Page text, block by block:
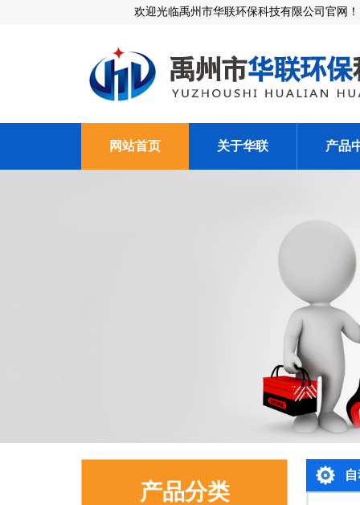
欢迎光临禹州市华联环保科技有限公司官网！
网站首页 关于华联 产品
产品分类